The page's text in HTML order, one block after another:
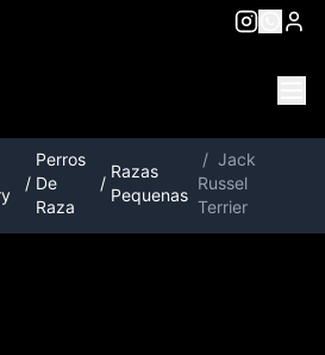
/
Perros
De
Raza
/
Razas
Pequenas
/ Jack
Russel
Terrier